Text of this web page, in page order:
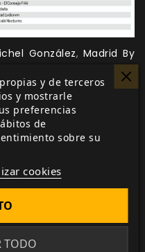
González, Madrid By
José Carlos
Molina ,Alcalá Nocturno
un amplio surtido de
terror, intriga, humor,
de antemano su
la organización de las
“las LES”!
y de terceros
y mostrarle
preferencias
de
sobre su
cookies
TODO